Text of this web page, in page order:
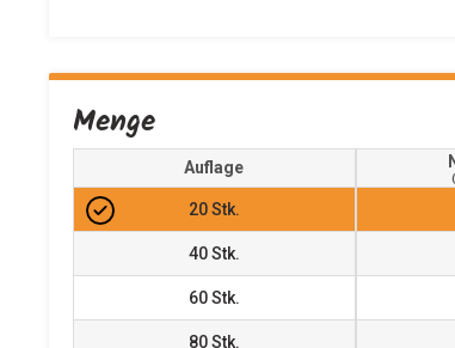
Menge
Auflage
20Stk.
40Stk.
60Stk.
80Stk.